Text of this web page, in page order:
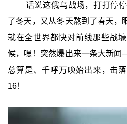
话说这俄乌战场，打打停
了冬天，又从冬天熬到了春天，
就在全世界都快对前线那些战
候，嘿！突然爆出来一条大新
总算是、千呼万唤始出来，击
16！